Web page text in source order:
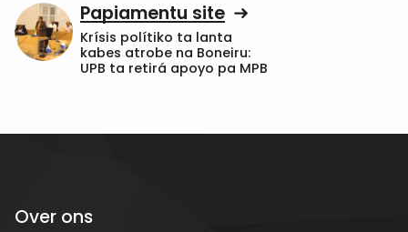
Papiamentu site
Krísis polítiko ta lanta
kabes atrobe na Boneiru:
UPB ta retirá apoyo pa MPB
Over ons